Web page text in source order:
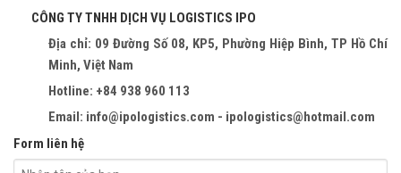
CÔNG TY TNHH DỊCH VỤ LOGISTICS IPO
Địa chỉ: 09 Đường Số 08, KP5, Phường Hiệp Bình, TP Hồ Chí
Minh, Việt Nam
Hotline: +84 938 960 113
Email: info@ipologistics.com - ipologistics@hotmail.com
Form liên hệ